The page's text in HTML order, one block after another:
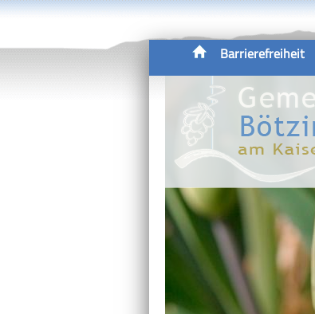
Barrierefreiheit